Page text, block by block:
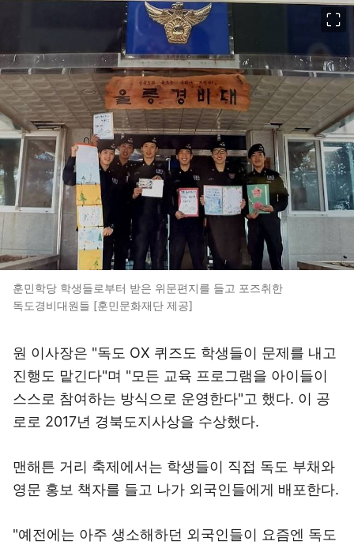
훈민학당 학생들로부터 받은 위문편지를 들고 포즈취한
독도경비대원들 [훈민문화재단 제공]
원 이사장은 "독도 OX 퀴즈도 학생들이 문제를 내고
진행도 맡긴다"며 "모든 교육 프로그램을 아이들이
스스로 참여하는 방식으로 운영한다"고 했다. 이 공
로로 2017년 경북도지사상을 수상했다.
맨해튼 거리 축제에서는 학생들이 직접 독도 부채와
영문 홍보 책자를 들고 나가 외국인들에게 배포한다.
"예전에는 아주 생소해하던 외국인들이 요즘엔 독도